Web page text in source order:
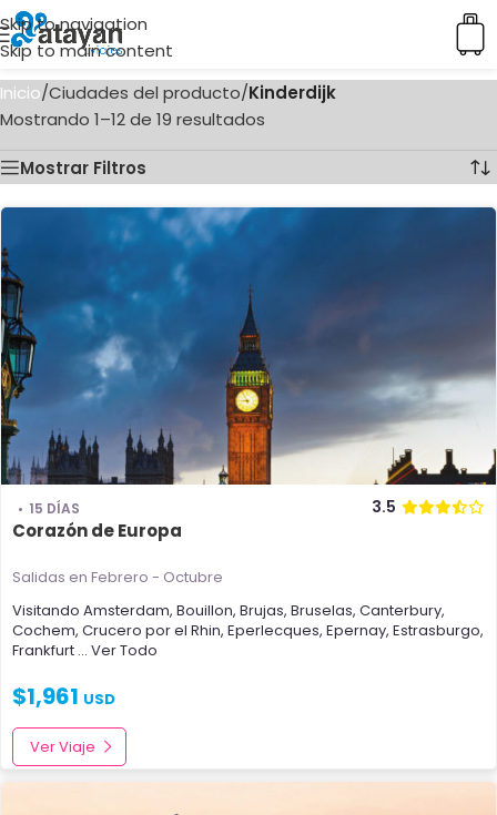
Skip to navigation
Skip to main content
Inicio/Ciudades del producto/Kinderdijk
Mostrando 1–12 de 19 resultados
Mostrar Filtros
15 DÍAS 3.5
Corazón de Europa
Salidas en Febrero - Octubre
Visitando Amsterdam, Bouillon, Brujas, Bruselas, Canterbury,
Cochem, Crucero por el Rhin, Eperlecques, Epernay, Estrasburgo,
Frankfurt ... Ver Todo
$1,961 USD
Ver Viaje